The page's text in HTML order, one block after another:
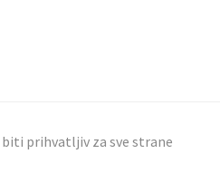
prihvatljiv za sve strane